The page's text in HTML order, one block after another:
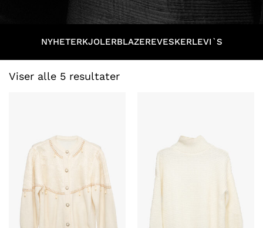
NYHETERKJOLERBLAZEREVESKERLEVI`S
Viser alle 5 resultateretter